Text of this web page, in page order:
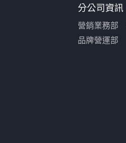
分公司資訊
營銷業務部
品牌營運部